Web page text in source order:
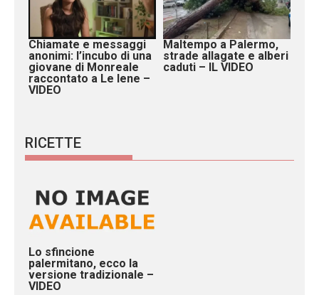
Chiamate e messaggi
anonimi: l’incubo di una
giovane di Monreale
raccontato a Le Iene –
VIDEO
Maltempo a Palermo,
strade allagate e alberi
caduti – IL VIDEO
RICETTE
Lo sfincione
palermitano, ecco la
versione tradizionale –
VIDEO